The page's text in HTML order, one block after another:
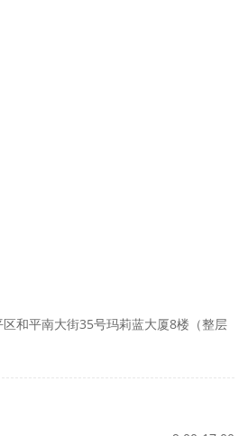
和平南大街35号玛莉蓝大厦8楼（整层